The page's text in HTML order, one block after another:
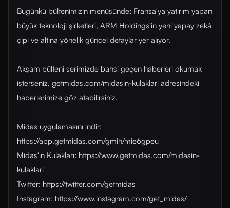
Bugünkü bültenimizin menüsünde; Fransa'ya yatırım yapan
büyük teknoloji şirketleri, ARM Holdings'in yeni yapay zekâ
çipi ve altına yönelik güncel detaylar yer alıyor.
Akşam bülteni serimizde bahsi geçen haberleri okumak
isterseniz, getmidas.com/midasin-kulaklari adresindeki
haberlerimize göz atabilirsiniz.
Midas uygulamasını indir:
https://app.getmidas.com/gmih/mie6gpeu
Midas'ın Kulakları: https://www.getmidas.com/midasin-
kulaklari
Twitter: https://twitter.com/getmidas
Instagram: https://www.instagram.com/get_midas/